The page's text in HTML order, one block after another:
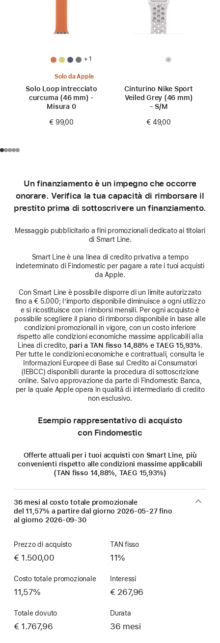
+ 1
Solo da Apple
Solo Loop intrecciato
curcuma (46 mm) -
Misura 0
€ 99,00
Cinturino Nike Sport
Veiled Grey (46 mm)
- S/M
€ 49,00
Un finanziamento è un impegno che occorre
onorare. Verifica la tua capacità di rimborsare il
prestito prima di sottoscrivere un finanziamento.
Messaggio pubblicitario a fini promozionali dedicato ai titolari
di Smart Line.
Smart Line è una linea di credito privativa a tempo
indeterminato di Findomestic per pagare a rate i tuoi acquisti
da Apple.
Con Smart Line è possibile disporre di un limite autorizzato
fino a € 5.000; l’importo disponibile diminuisce a ogni utilizzo
e si ricostituisce con i rimborsi mensili. Per ogni acquisto è
possibile scegliere il piano di rimborso disponibile in base alle
condizioni promozionali in vigore, con un costo inferiore
rispetto alle condizioni economiche massime applicabili alla
Linea di credito, pari a TAN fisso 14,88% e TAEG 15,93%.
Per tutte le condizioni economiche e contrattuali, consulta le
Informazioni Europee di Base sul Credito ai Consumatori
(IEBCC) disponibili durante la procedura di sottoscrizione
online. Salvo approvazione da parte di Findomestic Banca,
per la quale Apple opera in qualità di intermediario di credito
non esclusivo.
Esempio rappresentativo di acquisto
con Findomestic
Offerte attuali per i tuoi acquisti con Smart Line, più
convenienti rispetto alle condizioni massime applicabili
(TAN fisso 14,88%, TAEG 15,93%)
36 mesi al costo totale promozionale
del 11,57% a partire dal giorno 2026-05-27fino
al giorno 2026-09-30
Prezzo di acquisto
€ 1.500,00
TAN fisso
11%
Costo totale promozionale
11,57%
Interessi
€ 267,96
Totale dovuto
€ 1.767,96
Durata
36 mesi